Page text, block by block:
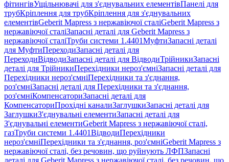
фітингівУщільнювачі для з'єднувальних елементівПанелі для
трубКріплення для трубКріплення для з'єднувальних
елементівGeberit Mapress з нержавіючої сталіGeberit Mapress з
нержавіючої сталіЗапасні деталі для Geberit Mapress з
нержавіючої сталіТруби системи 1.4401МуфтиЗапасні деталі
для МуфтиПереходиЗапасні деталі для
ПереходиВідводиЗапасні деталі для ВідводиТрійникиЗапасні
деталі для ТрійникиПерехідники нероз'ємніЗапасні деталі для
Перехідники нероз'ємніПерехідники та з'єднання,
роз'ємніЗапасні деталі для Перехідники та з'єднання,
роз'ємніКомпенсаториЗапасні деталі для
КомпенсаториПрохідні каналиЗаглушкиЗапасні деталі для
ЗаглушкиЗ'єднувальні елементиЗапасні деталі для
З'єднувальні елементиGeberit Mapress з нержавіючої сталі,
газТруби системи 1.4401ВідводиПерехідники
нероз'ємніПерехідники та з'єднання, роз'ємніGeberit Mapress з
нержавіючої сталі, без речовин, що руйнують ЛФПЗапасні
деталі для Geberit Mapress з нержавіючої сталі, без речовин, що